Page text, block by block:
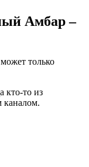
Амбар –
только
кто-то из
каналом.